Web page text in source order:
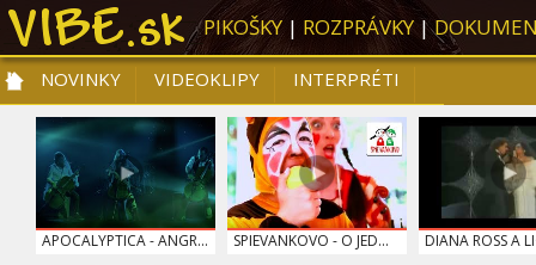
PIKOŠKY| ROZPRÁVKY|
NOVINKY
NOVINKY VIDEOKLIPY
INTERPRÉTI
PRE DETI
SLOVENSKÁ HUDBA TOP 10
APOCALYPTICA - ANGR... SPIEVANKOVO - O JED... DIANA ROSS A